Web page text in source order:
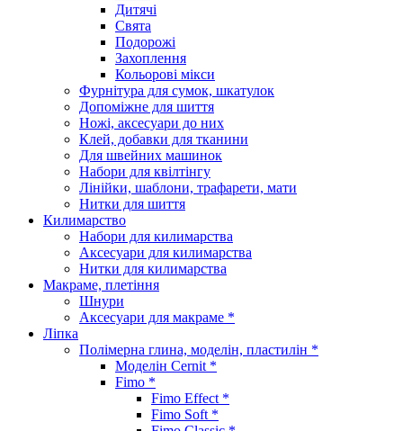
Дитячі
Свята
Подорожі
Захоплення
Кольорові мікси
Фурнітура для сумок, шкатулок
Допоміжне для шиття
Ножі, аксесуари до них
Клей, добавки для тканини
Для швейних машинок
Набори для квілтінгу
Лінійки, шаблони, трафарети, мати
Нитки для шиття
Килимарство
Набори для килимарства
Аксесуари для килимарства
Нитки для килимарства
Макраме, плетіння
Шнури
Аксесуари для макраме *
Ліпка
Полімерна глина, моделін, пластилін *
Моделін Cernit *
Fimo *
Fimo Effect *
Fimo Soft *